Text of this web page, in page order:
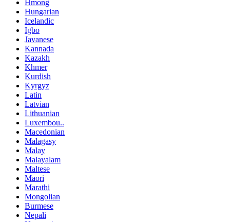
Hmong
Hungarian
Icelandic
Igbo
Javanese
Kannada
Kazakh
Khmer
Kurdish
Kyrgyz
Latin
Latvian
Lithuanian
Luxembou..
Macedonian
Malagasy
Malay
Malayalam
Maltese
Maori
Marathi
Mongolian
Burmese
Nepali